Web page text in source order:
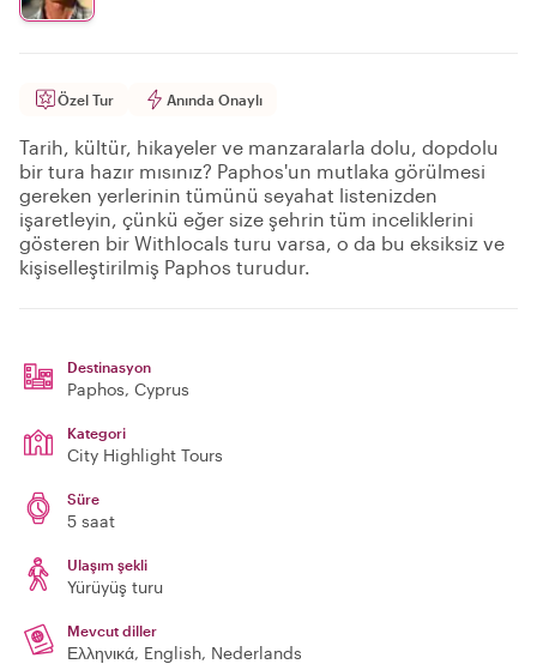
Özel Tur Anında Onaylı
Tarih, kültür, hikayeler ve manzaralarla dolu, dopdolu
bir tura hazır mısınız? Paphos'un mutlaka görülmesi
gereken yerlerinin tümünü seyahat listenizden
işaretleyin, çünkü eğer size şehrin tüm inceliklerini
gösteren bir Withlocals turu varsa, o da bu eksiksiz ve
kişiselleştirilmiş Paphos turudur.
Destinasyon
Paphos, Cyprus
Kategori
City Highlight Tours
Süre
5 saat
Ulaşım şekli
Yürüyüş turu
Mevcut diller
Ελληνικά, English, Nederlands